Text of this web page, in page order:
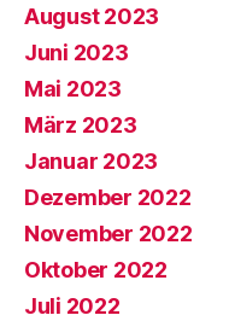
August 2023
Juni 2023
Mai 2023
März 2023
Januar 2023
Dezember 2022
November 2022
Oktober 2022
Juli 2022